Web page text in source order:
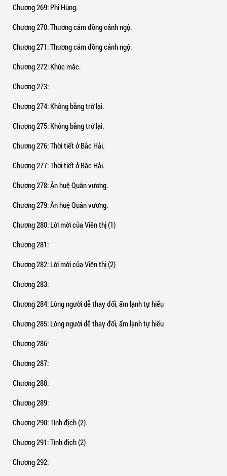
Chương 269: Phi Hùng.
Chương 270: Thương cảm đồng cảnh ngộ.
Chương 271: Thương cảm đồng cảnh ngộ.
Chương 272: Khúc mắc.
Chương 273:
Chương 274: Không bằng trở lại.
Chương 275: Không bằng trở lại.
Chương 276: Thời tiết ở Bắc Hải.
Chương 277: Thời tiết ở Bắc Hải.
Chương 278: Ân huệ Quân vương.
Chương 279: Ân huệ Quân vương.
Chương 280: Lời mời của Viên thị (1)
Chương 281:
Chương 282: Lời mời của Viên thị (2)
Chương 283:
Chương 284: Lòng người dễ thay đổi, ấm lạnh tự hiểu
Chương 285: Lòng người dễ thay đổi, ấm lạnh tự hiểu
Chương 286:
Chương 287:
Chương 288:
Chương 289:
Chương 290: Tình địch (2).
Chương 291: Tình địch (2)
Chương 292: